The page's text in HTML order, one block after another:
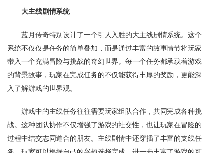
大主线剧情系统
蓝月传奇特别设计了一个引人入胜的大主线剧情系统。这个
系统不仅仅是任务的简单叠加，而是通过丰富的故事情节将玩家
带入一个充满冒险与挑战的奇幻世界。每一个任务都承载着游戏
的背景故事，玩家在完成任务的不仅能获得丰厚的奖励，更能深
入了解游戏的世界观。
游戏中的主线任务往往需要玩家组队合作，共同完成各种挑
战。这种团队协作不仅增强了游戏的社交性，也让玩家在冒险的
过程中结交志同道合的朋友。主线剧情中还穿插了丰富的支线任
务，玩家可以根据自己的兴趣选择完成，进一步丰富了游戏的可